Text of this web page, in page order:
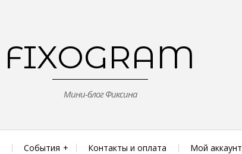
FIXOGRAM
Мини-блог Фиксина
События Контакты и оплата Мой аккаунт